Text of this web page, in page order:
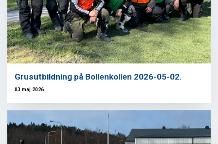
Grusutbildning på Bollenkollen 2026-05-02.
03 maj 2026